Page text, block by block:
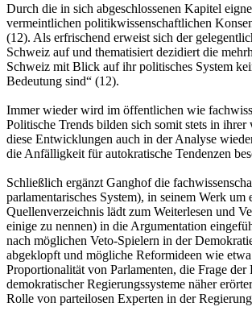
Durch die in sich abgeschlossenen Kapitel
vermeintlichen politikwissenschaftlichen
(12). Als erfrischend erweist sich der
Schweiz auf und thematisiert dezidiert die
Schweiz mit Blick auf ihr politisches System
Bedeutung sind“ (12).
Immer wieder wird im öffentlichen wie
Politische Trends bilden sich somit stets in
diese Entwicklungen auch in der Analyse
die Anfälligkeit für autokratische Tendenzen
Schließlich ergänzt Ganghof die
parlamentarisches System), in seinem Werk
Quellenverzeichnis lädt zum Weiterlesen und
einige zu nennen) in die Argumentation
nach möglichen Veto-Spielern in der
abgeklopft und mögliche Reformideen wie
Proportionalität von Parlamenten, die Frage
demokratischer Regierungssysteme näher
Rolle von parteilosen Experten in der